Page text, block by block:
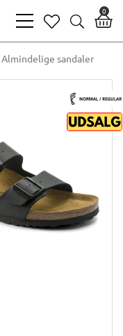
bars
light
heart
search
0
Almindelige sandaler